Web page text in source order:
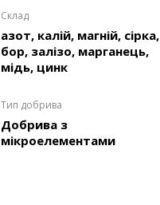
Склaд
азот, калій, магній, сірка,
бор, залізо, марганець,
мідь, цинк
Тип добрива
Добрива з
мікроелементами